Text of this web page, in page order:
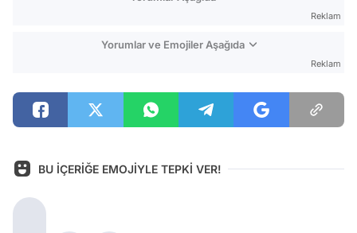
Reklam
Yorumlar ve Emojiler Aşağıda
Reklam
BU İÇERİĞE EMOJİYLE TEPKİ VER!